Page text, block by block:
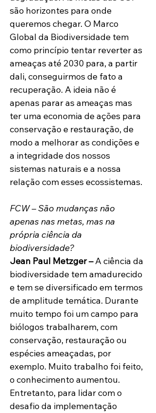
são horizontes para onde
queremos chegar. O Marco
Global da Biodiversidade tem
como princípio tentar reverter as
ameaças até 2030 para, a partir
dali, conseguirmos de fato a
recuperação. A ideia não é
apenas parar as ameaças mas
ter uma economia de ações para
conservação e restauração, de
modo a melhorar as condições e
a integridade dos nossos
sistemas naturais e a nossa
relação com esses ecossistemas.
FCW – São mudanças não
apenas nas metas, mas na
própria ciência da
biodiversidade?
Jean Paul Metzger – A ciência da
biodiversidade tem amadurecido
e tem se diversificado em termos
de amplitude temática. Durante
muito tempo foi um campo para
biólogos trabalharem, com
conservação, restauração ou
espécies ameaçadas, por
exemplo. Muito trabalho foi feito,
o conhecimento aumentou.
Entretanto, para lidar com o
desafio da implementação